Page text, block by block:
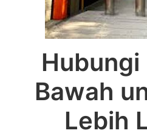
Hubungi
Bawah
Lebih